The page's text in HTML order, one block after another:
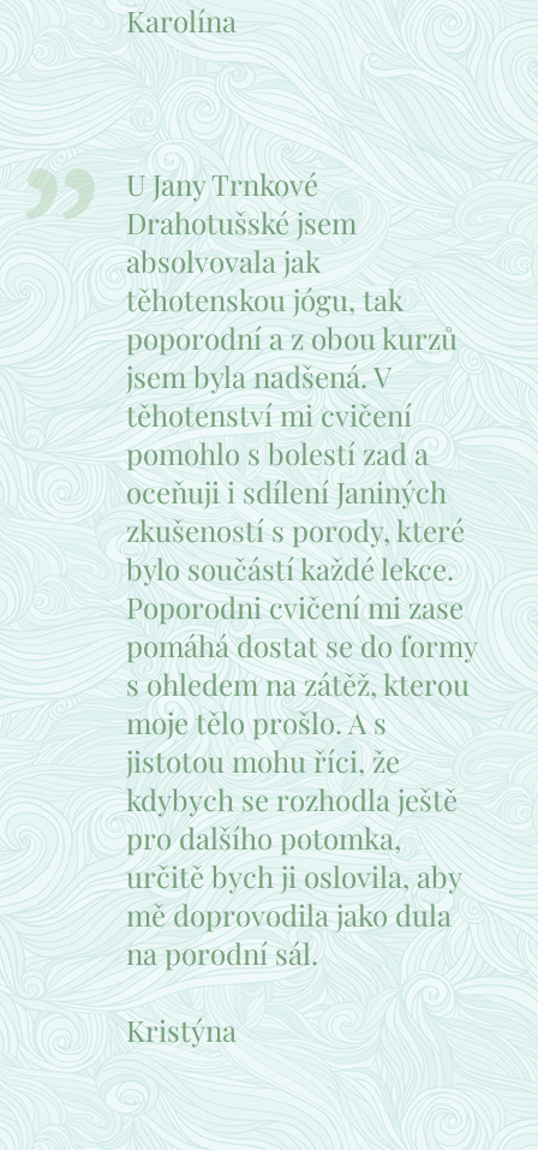
Karolína
U Jany Trnkové
Drahotušské jsem
absolvovala jak
těhotenskou jógu, tak
poporodní a z obou kurzů
jsem byla nadšená. V
těhotenství mi cvičení
pomohlo s bolestí zad a
oceňuji i sdílení Janiných
zkušeností s porody, které
bylo součástí každé lekce.
Poporodni cvičení mi zase
pomáhá dostat se do formy
s ohledem na zátěž, kterou
moje tělo prošlo. A s
jistotou mohu říci, že
kdybych se rozhodla ještě
pro dalšího potomka,
určitě bych ji oslovila, aby
mě doprovodila jako dula
na porodní sál.
Kristýna